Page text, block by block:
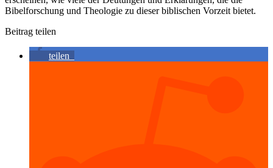
Bibelforschung und Theologie zu dieser biblischen Vorzeit bietet.
Beitrag teilen
teilen